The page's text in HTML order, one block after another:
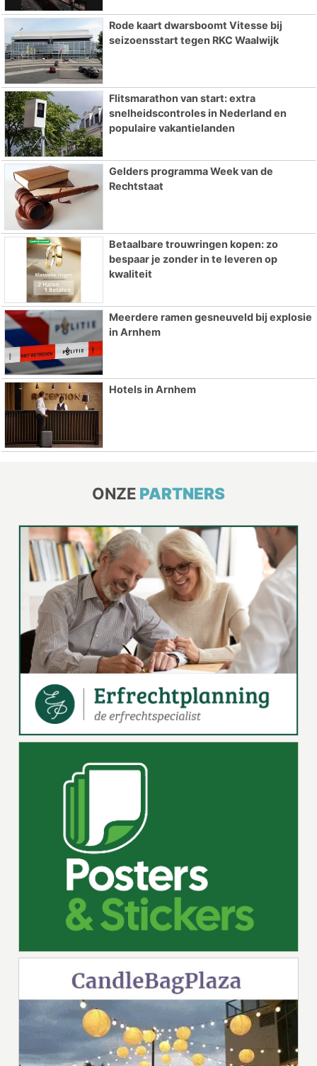
Rode kaart dwarsboomt Vitesse bij
seizoensstart tegen RKC Waalwijk
Flitsmarathon van start: extra
snelheidscontroles in Nederland en
populaire vakantielanden
Gelders programma Week van de
Rechtstaat
Betaalbare trouwringen kopen: zo
bespaar je zonder in te leveren op
kwaliteit
Meerdere ramen gesneuveld bij explosie
in Arnhem
Hotels in Arnhem
ONZE PARTNERS